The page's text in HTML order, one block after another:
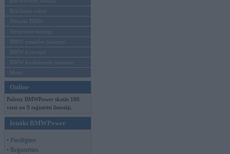
Reklāmas raksti
Mēneša BMW
Sērijveida tūnings
BMW pasaules jaunumi
BMW koncepti
BMW konkurentu jaunumi
Moto
Online
Pašreiz BMWPower skatās 180
viesi un 9 reģistrēti lietotāji.
Ienākt BMWPower
• Pieslēgties
• Reģistrēties